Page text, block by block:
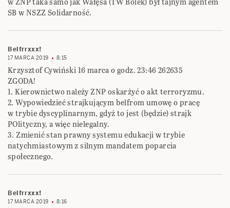
SB w NSZZ Solidarność.‎
Belfrrxxx!
17 MARCA 2019 8:15
Krzysztof Cywiński 16 marca o godz. 23:46‎ ‎262635‎
ZGODA!‎
‎1. Kierownictwo należy ZNP oskarżyć o akt terroryzmu.‎
‎2. Wypowiedzieć strajkującym belfrom umowę o pracę
w trybie dyscyplinarnym, gdyż to jest ‎‎(będzie) strajk
POlityczny, a więc nielegalny.‎
‎3. Zmienić stan prawny systemu edukacji w trybie
natychmiastowym z silnym mandatem ‎poparcia
społecznego.‎
Belfrrxxx!
17 MARCA 2019 8:16